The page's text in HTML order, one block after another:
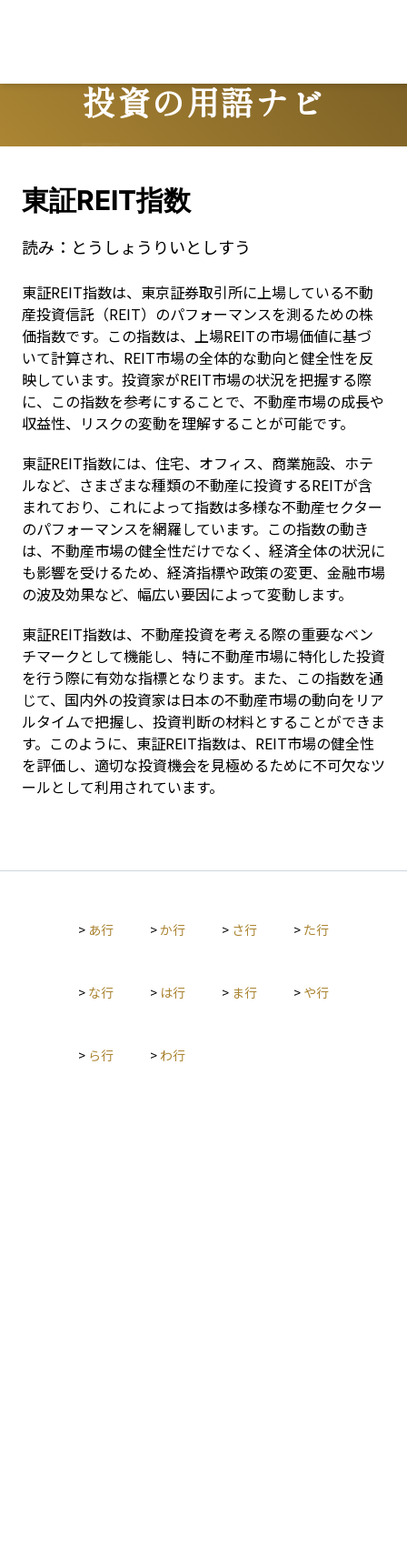
投資の用語ナビ
Terms
東証REIT指数
読み： とうしょうりいとしすう
東証REIT指数は、東京証券取引所に上場している不動
産投資信託（REIT）のパフォーマンスを測るための株
価指数です。この指数は、上場REITの市場価値に基づ
いて計算され、REIT市場の全体的な動向と健全性を反
映しています。投資家がREIT市場の状況を把握する際
に、この指数を参考にすることで、不動産市場の成長や
収益性、リスクの変動を理解することが可能です。
東証REIT指数には、住宅、オフィス、商業施設、ホテ
ルなど、さまざまな種類の不動産に投資するREITが含
まれており、これによって指数は多様な不動産セクター
のパフォーマンスを網羅しています。この指数の動き
は、不動産市場の健全性だけでなく、経済全体の状況に
も影響を受けるため、経済指標や政策の変更、金融市場
の波及効果など、幅広い要因によって変動します。
東証REIT指数は、不動産投資を考える際の重要なベン
チマークとして機能し、特に不動産市場に特化した投資
を行う際に有効な指標となります。また、この指数を通
じて、国内外の投資家は日本の不動産市場の動向をリア
ルタイムで把握し、投資判断の材料とすることができま
す。このように、東証REIT指数は、REIT市場の健全性
を評価し、適切な投資機会を見極めるために不可欠なツ
ールとして利用されています。
> あ行 >か行 > さ行 > た行
> な行 > は行 > ま行 > や行
> ら行 > わ行